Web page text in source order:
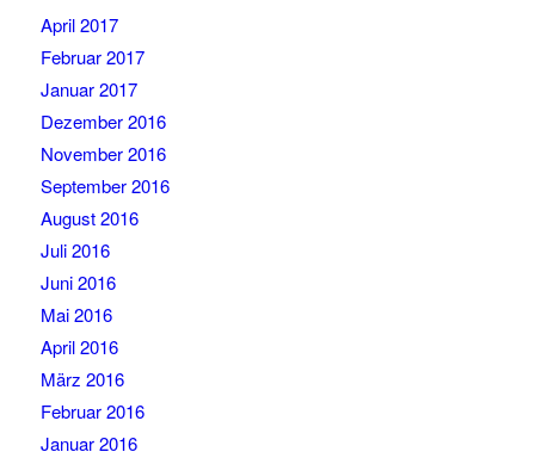
April 2017
Februar 2017
Januar 2017
Dezember 2016
November 2016
September 2016
August 2016
Juli 2016
Juni 2016
Mai 2016
April 2016
März 2016
Februar 2016
Januar 2016